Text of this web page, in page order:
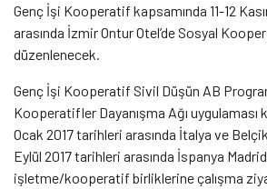
Genç İşi Kooperatif kapsamında 11-12
arasında İzmir Ontur Otel’de Sosyal
düzenlenecek.
Genç İşi Kooperatif Sivil Düşün AB
Kooperatifler Dayanışma Ağı uygulaması
Ocak 2017 tarihleri arasında İtalya ve
Eylül 2017 tarihleri arasında İspanya
işletme/kooperatif birliklerine çalışma